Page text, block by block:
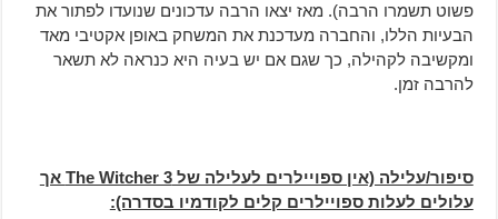
פשוט תשמרו הרבה). מאז יצאו הרבה עדכונים שנועדו לפתור את
הבעיות הללו, והחברה מעדכנת את המשחק באופן אקטיבי מאד
ומקשיבה לקהילה, כך שגם אם יש בעיה היא כנראה לא תשאר
להרבה זמן.
סיפור/עלילה (אין ספויילרים לעלילה של The Witcher 3אך
עלולים לעלות ספויילרים קלים לקודמיו בסדרה):